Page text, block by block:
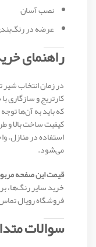
نصب آسان
عرضه در
راهنمای
در زمان انتخاب شیر
کارتریج و سازگاری
که باید به آن‌ها
کیفیت ساخت بالا و
استفاده در منازل،
می‌شود.
قیمت این صفحه
خرید سایر رنگ‌ها،
فروشگاه رویال
سوالات